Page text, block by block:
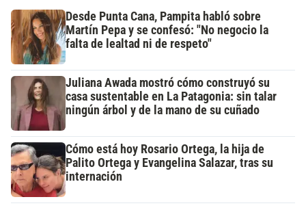
Desde Punta Cana, Pampita habló sobre
Martín Pepa y se confesó: "No negocio la
falta de lealtad ni de respeto"
Juliana Awada mostró cómo construyó su
casa sustentable en La Patagonia: sin talar
ningún árbol y de la mano de su cuñado
Cómo está hoy Rosario Ortega, la hija de
Palito Ortega y Evangelina Salazar, tras su
internación